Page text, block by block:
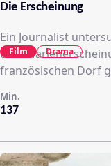
Die Erscheinung
Ein Journalist
eine
französischen Dorf
137
Min.
Film Drama